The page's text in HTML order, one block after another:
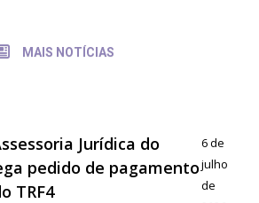
MAIS NOTÍCIAS
Jurídica do
pedido de pagamento
TRF4
6 de
julho
de